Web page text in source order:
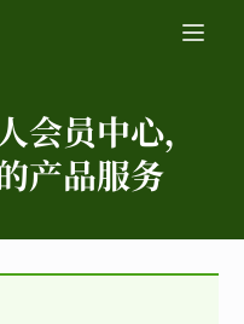
会员中心，
产品服务